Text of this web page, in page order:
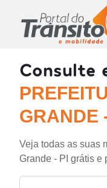
Consulte
GRANDE
Veja todas as suas
Grande - PI grátis e